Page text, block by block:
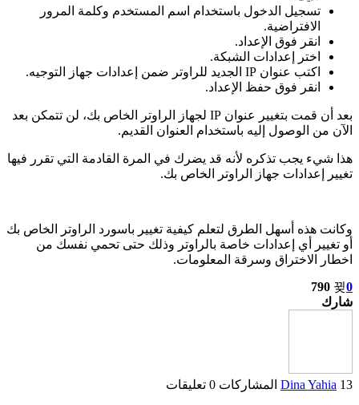
تسجيل الدخول باستخدام اسم المستخدم وكلمة المرور
الافتراضية.
انقر فوق الإعداد.
اختر إعدادات الشبكة.
اكتب عنوان IP الجديد للراوتر ضمن إعدادات جهاز التوجيه.
انقر فوق حفظ الإعداد.
بعد أن قمت بتغيير عنوان IP لجهاز الراوتر الخاص بك، لن تتمكن بعد
الآن من الوصول إليه باستخدام العنوان القديم.
هذا شيء يجب تذكره لأنه قد يضرك في المرة القادمة التي تقرر فيها
تغيير إعدادات جهاز الراوتر الخاص بك.
وكانت هذه أسهل الطرق لتعلم كيفية تغيير باسورد الراوتر الخاص بك
أو تغيير أي إعدادات خاصة بالراوتر وذلك حتى تحمي نفسك من
اخطار الاختراق وسرقة المعلومات.
0
790
شارك
Dina Yahia 13 المشاركات 0 تعليقات